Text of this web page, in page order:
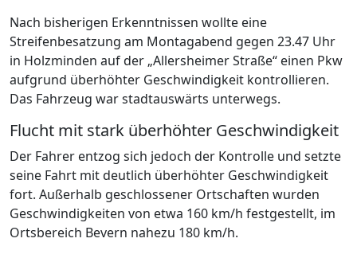
Nach bisherigen Erkenntnissen wollte eine
Streifenbesatzung am Montagabend gegen 23.47 Uhr
in Holzminden auf der „Allersheimer Straße“ einen Pkw
aufgrund überhöhter Geschwindigkeit kontrollieren.
Das Fahrzeug war stadtauswärts unterwegs.
Flucht mit stark überhöhter Geschwindigkeit
Der Fahrer entzog sich jedoch der Kontrolle und setzte
seine Fahrt mit deutlich überhöhter Geschwindigkeit
fort. Außerhalb geschlossener Ortschaften wurden
Geschwindigkeiten von etwa 160 km/h festgestellt, im
Ortsbereich Bevern nahezu 180 km/h.